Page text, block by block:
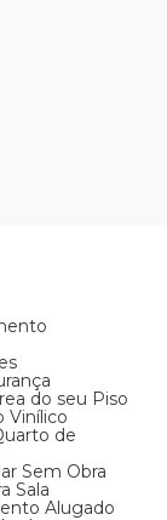
do seu Piso
Vinílico
de
Sem Obra
Sala
Alugado